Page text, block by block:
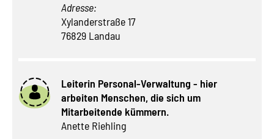
Adresse:
Xylanderstraße 17
76829 Landau
Leiterin Personal-Verwaltung - hier
arbeiten Menschen, die sich um
Mitarbeitende kümmern.
Anette Riehling